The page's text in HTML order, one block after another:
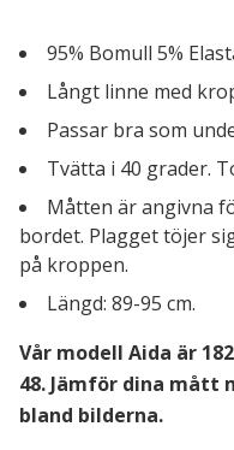
95% Bomull 5%
Långt linne med
Passar bra som
Tvätta i 40 grader.
Måtten är angivna
bordet. Plagget töjer
på kroppen.
Längd: 89-95 cm.
Vår modell Aida är
48. Jämför dina mått
bland bilderna.